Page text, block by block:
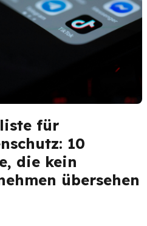
für
10
die kein
übersehen